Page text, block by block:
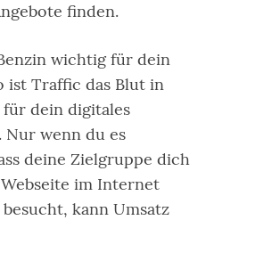
finden.
wichtig für dein
ist Traffic das Blut in
dein digitales
Nur wenn du es
deine Zielgruppe dich
im Internet
kann Umsatz